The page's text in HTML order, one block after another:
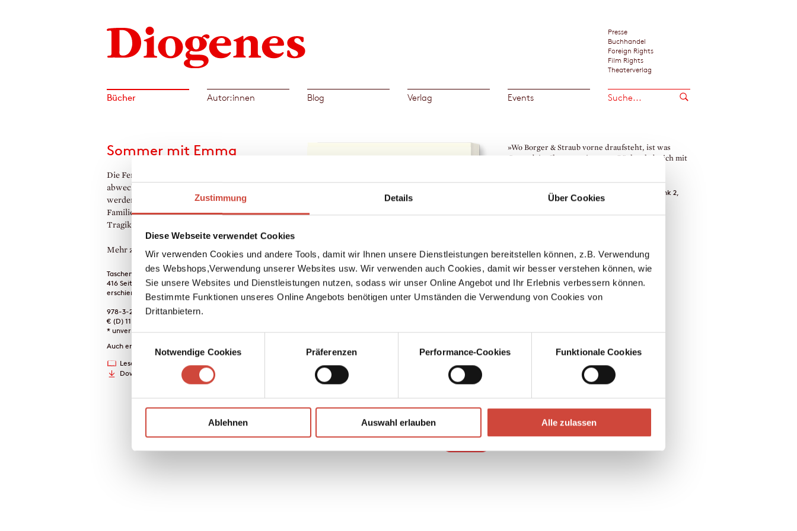
Zustimmung Details Über Cookies
Diese Webseite verwendet Cookies
Wir verwenden Cookies und andere Tools, damit wir Ihnen unsere Dienstleistungen bereitstellen können, z.B. Verwendung
des Webshops,Verwendung unserer Websites usw. Wir verwenden auch Cookies, damit wir besser verstehen können, wie
Sie unsere Websites und Dienstleistungen nutzen, sodass wir unser Online Angebot und Ihr Erlebnis verbessern können.
Bestimmte Funktionen unseres Online Angebots benötigen unter Umständen die Verwendung von Cookies von
Drittanbietern.
Notwendige Cookies
Präferenzen Performance-Cookies Funktionale Cookies
Ablehnen Auswahl erlauben Alle zulassen
Presse
Buchhandel
Foreign Rights
Film Rights
Theaterverlag
Bücher Autor:innen Blog Verlag Events
Download Bilddatei
Sommer mit Emma
Die Ferien auf dem Hausboot sollten ein
abwechslungsreiches Abenteuer werden, und das
werden sie – allerdings auf andere Weise, als die
Familie es sich vorgestellt hat … Eine rasante
Tragikomödie mit berührendem Finale.
Mehr zum Inhalt
Taschenbuch
416 Seiten
erschienen am 22. Februar 2011
978-3-257-24047-4
€ (D) 11.90 / sFr 17.90* / € (A) 12.30
* unverb. Preisempfehlung
Auch erhältlich als
Leseprobe
Downloads
»Wo Borger & Straub vorne draufsteht, ist was
Gutes drin. Ihre gemeinsamen Bücher habe ich mit
Christine Westermann / Westdeutscher Rundfunk 2,